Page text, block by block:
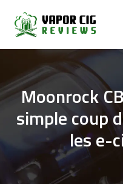
Moonrock
simple coup
les e-